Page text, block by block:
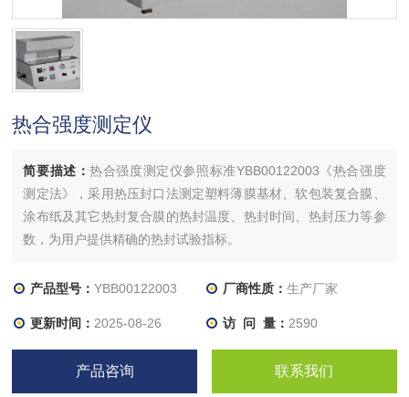
热合强度测定仪
简要描述：热合强度测定仪参照标准YBB00122003《热合强度
测定法》，采用热压封口法测定塑料薄膜基材、软包装复合膜、
涂布纸及其它热封复合膜的热封温度、热封时间、热封压力等参
数，为用户提供精确的热封试验指标。
产品型号：YBB00122003 厂商性质： 生产厂家
更新时间： 2025-08-26 访 问 量： 2590
产品咨询 联系我们